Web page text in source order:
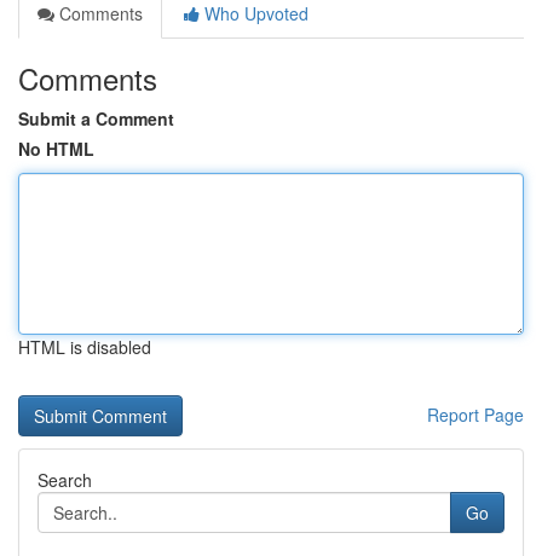
Comments
Who Upvoted
Comments
Submit a Comment
No HTML
HTML is disabled
Report Page
Search
Go